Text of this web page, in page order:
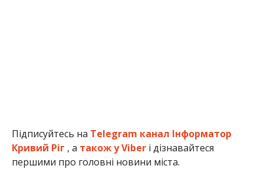
Підписуйтесь на Telegram канал Інформатор
Кривий Ріг , а також у Viberі дізнавайтеся
першими про головні новини міста.